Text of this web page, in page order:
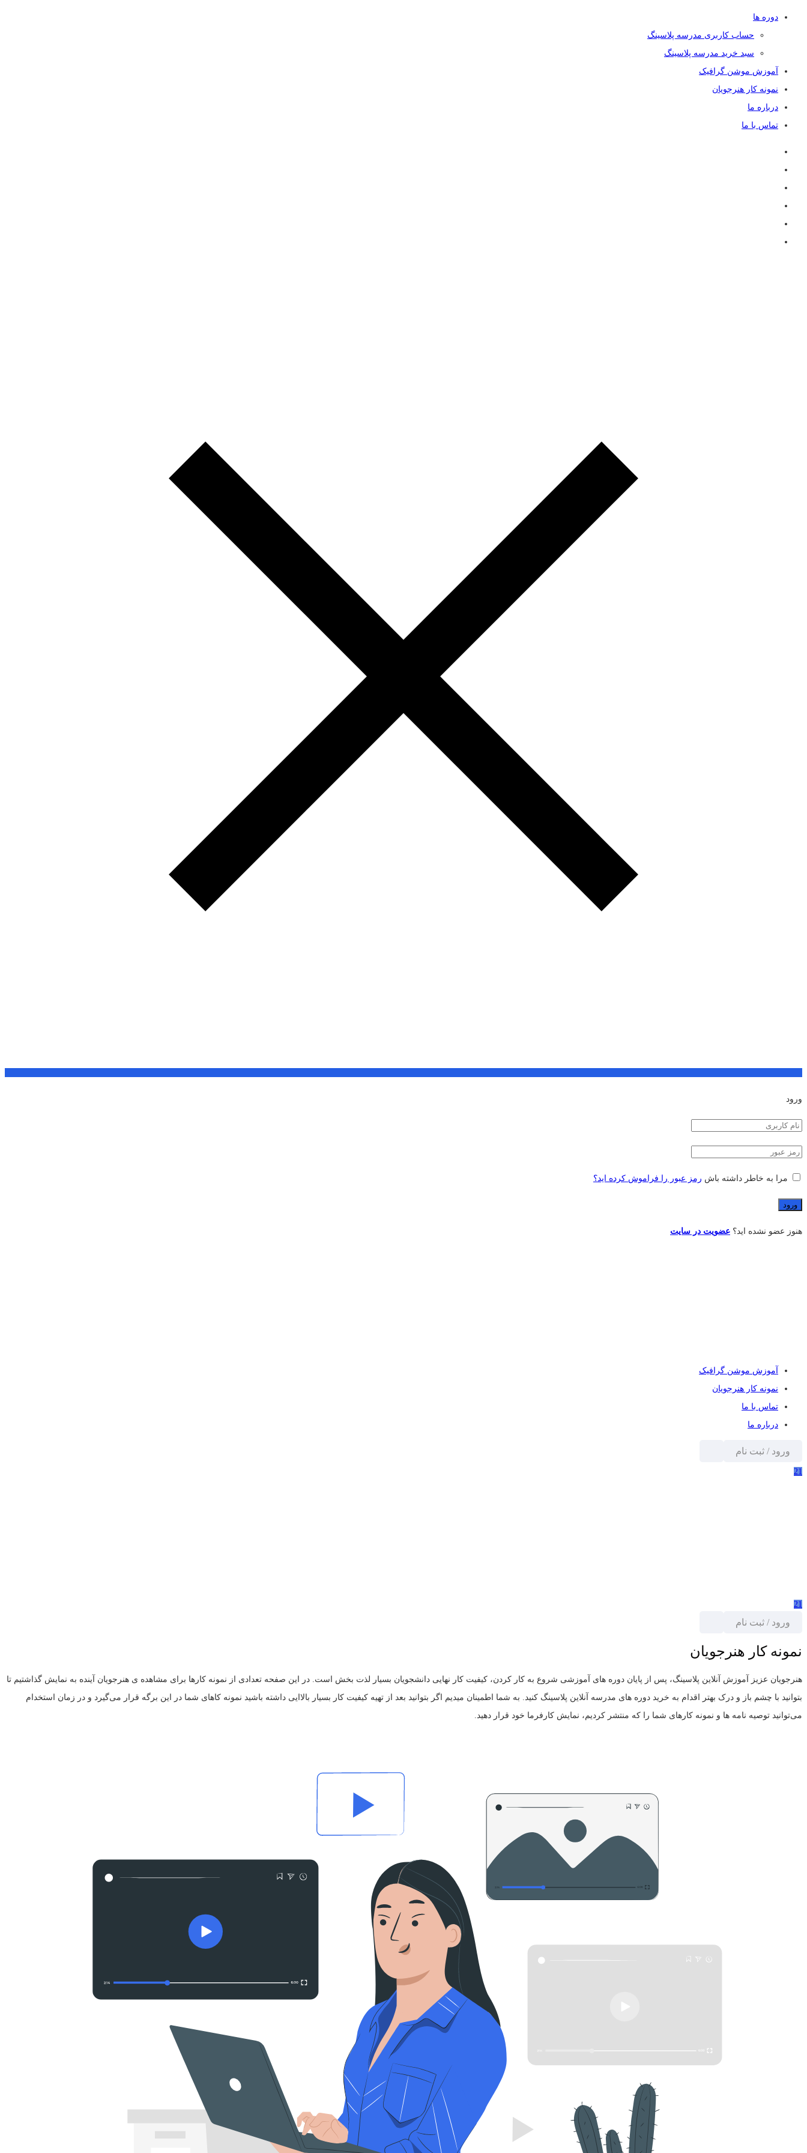
دوره ها
حساب کاربری مدرسه پلاسینگ
سبد خرید مدرسه پلاسینگ
آموزش موشن گرافیک
نمونه کار هنرجویان
درباره ما
تماس با ما
ورود
مرا به خاطر داشته باش رمز عبور را فراموش کرده اید؟
هنوز عضو نشده اید؟ عضویت در سایت
آموزش موشن گرافیک
نمونه کار هنرجویان
تماس با ما
درباره ما
ورود / ثبت نام
21
21
ورود / ثبت نام
نمونه کار هنرجویان
هنرجویان عزیز آموزش آنلاین پلاسینگ، پس از پایان دوره های آموزشی شروع به کار کردن، کیفیت کار نهایی دانشجویان بسیار لذت بخش است. در این صفحه تعدادی از نمونه کارها برای مشاهده ی هنرجویان آینده به نمایش گذاشتیم تا
بتوانید با چشم باز و درک بهتر اقدام به خرید دوره های مدرسه آنلاین پلاسینگ کنید. به شما اطمینان میدیم اگر بتوانید بعد از تهیه کیفیت کار بسیار بالاایی داشته باشید نمونه کاهای شما در این برگه قرار می‌گیرد و در زمان استخدام
می‌توانید توصیه نامه ها و نمونه کارهای شما را که منتشر کردیم، نمایش کارفرما خود قرار دهید.